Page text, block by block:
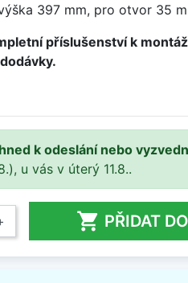
397 mm, pro otvor 35
příslušenství k
k odeslání nebo
u vás v úterý 11.8..
 PŘIDAT